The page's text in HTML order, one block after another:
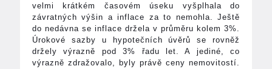
velmi krátkém časovém úseku vyšplhala do
závratných výšin a inflace za to nemohla. Ještě
do nedávna se inflace držela v průměru kolem 3%.
Úrokové sazby u hypotečních úvěrů se rovněž
držely výrazně pod 3% řadu let. A jediné, co
výrazně zdražovalo, byly právě ceny nemovitostí.